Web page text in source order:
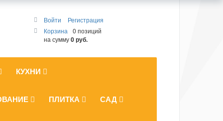
Войти
Регистрация
Корзина
0 позиций
на сумму0 руб.
КУХНИ
ПЛИТКА САД